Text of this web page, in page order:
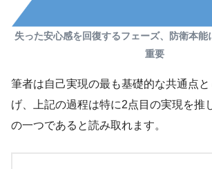
失った安心感を回復するフェーズ、防衛本能
重要
筆者は自己実現の最も基礎的な共通点
げ、上記の過程は特に2点目の実現を推
の一つであると読み取れます。